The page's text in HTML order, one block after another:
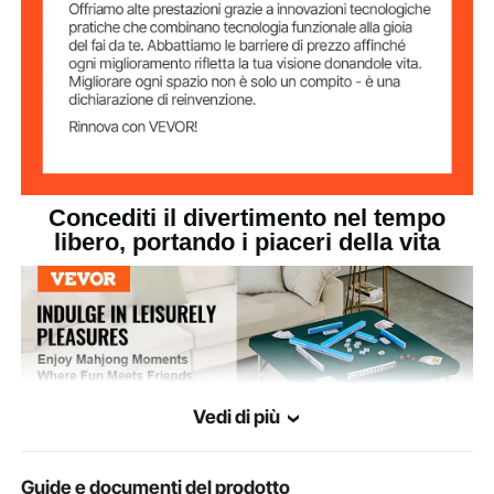
Concediti il ​​divertimento nel tempo
libero, portando i piaceri della vita
Vedi di più
Guide e documenti del prodotto